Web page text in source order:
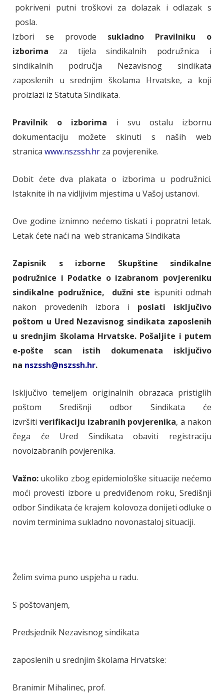
pokriveni putni troškovi za dolazak i odlazak s
posla.
Izbori se provode sukladno Pravilniku o
izborima za tijela sindikalnih podružnica i
sindikalnih područja Nezavisnog sindikata
zaposlenih u srednjim školama Hrvatske, a koji
proizlazi iz Statuta Sindikata.
Pravilnik o izborima i svu ostalu izbornu
dokumentaciju možete skinuti s naših web
stranica www.nszssh.hr za povjerenike.
Dobit ćete dva plakata o izborima u podružnici.
Istaknite ih na vidljivim mjestima u Vašoj ustanovi.
Ove godine iznimno nećemo tiskati i popratni letak.
Letak ćete naći na web stranicama Sindikata
Zapisnik s izborne Skupštine sindikalne
podružnice i Podatke o izabranom povjereniku
sindikalne podružnice, dužni ste ispuniti odmah
nakon provedenih izbora i poslati isključivo
poštom u Ured Nezavisnog sindikata zaposlenih
u srednjim školama Hrvatske. Pošaljite i putem
e-pošte scan istih dokumenata isključivo
na nszssh@nszssh.hr.
Isključivo temeljem originalnih obrazaca pristiglih
poštom Središnji odbor Sindikata će
izvršiti verifikaciju izabranih povjerenika, a nakon
čega će Ured Sindikata obaviti registraciju
novoizabranih povjerenika.
Važno: ukoliko zbog epidemiološke situacije nećemo
moći provesti izbore u predviđenom roku, Središnji
odbor Sindikata će krajem kolovoza donijeti odluke o
novim terminima sukladno novonastaloj situaciji.
Želim svima puno uspjeha u radu.
S poštovanjem,
Predsjednik Nezavisnog sindikata
zaposlenih u srednjim školama Hrvatske:
Branimir Mihalinec, prof.